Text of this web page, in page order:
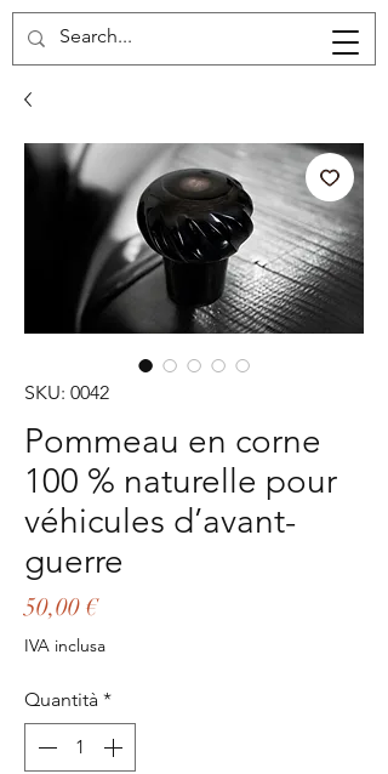
SKU: 0042
Pommeau en corne
100 % naturelle pour
véhicules d’avant-
guerre
50,00 €Prezzo
IVA inclusa
Quantità *